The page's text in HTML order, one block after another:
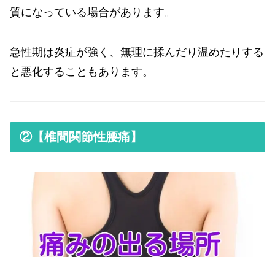
質になっている場合があります。
急性期は炎症が強く、無理に揉んだり温めたりする
と悪化することもあります。
②【椎間関節性腰痛】